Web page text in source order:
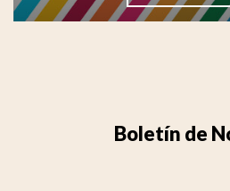
Boletín de